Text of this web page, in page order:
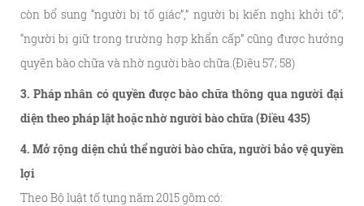
còn bổ sung “người bị tố giác”,” người bị kiến nghị khởi tố”;
“người bị giữ trong trường hợp khẩn cấp” cũng được hưởng
quyền bào chữa và nhờ người bào chữa.(Điều 57; 58)
3. Pháp nhân có quyền được bào chữa thông qua người đại
diện theo pháp lật hoặc nhờ người bào chữa (Điều 435)
4. Mở rộng diện chủ thể người bào chữa, người bảo vệ quyền
lợi
Theo Bộ luật tố tụng năm 2015 gồm có: